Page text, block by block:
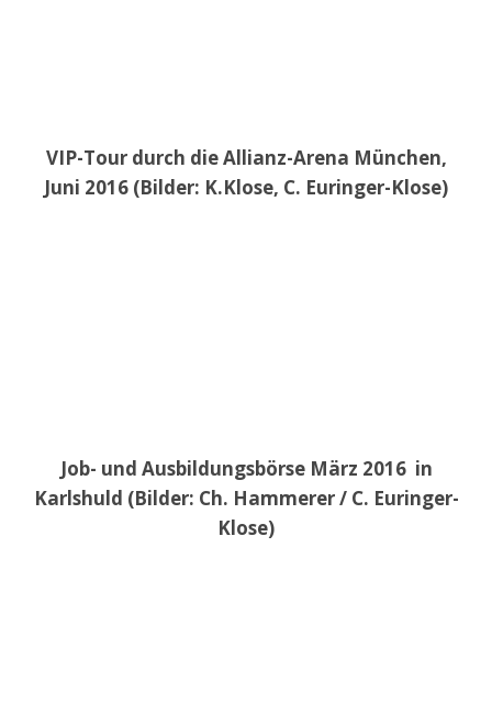
VIP-Tour durch die Allianz-Arena München,
Juni 2016 (Bilder: K.Klose, C. Euringer-Klose)
Job- und Ausbildungsbörse März 2016 in
Karlshuld (Bilder: Ch. Hammerer / C. Euringer-
Klose)